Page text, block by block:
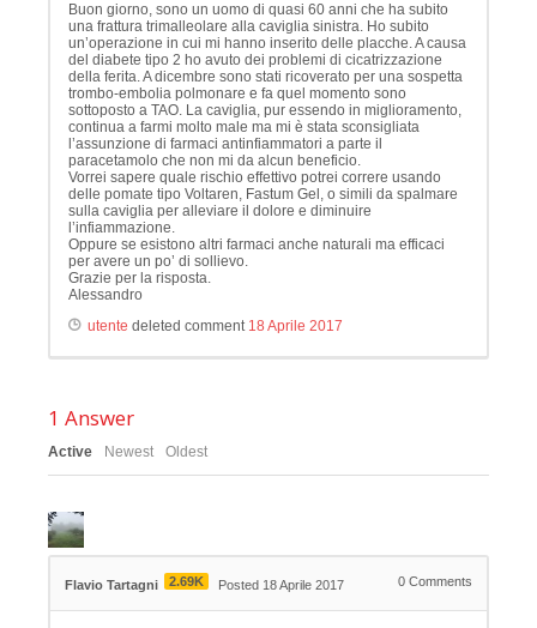
Buon giorno, sono un uomo di quasi 60 anni che ha subito
una frattura trimalleolare alla caviglia sinistra. Ho subito
un’operazione in cui mi hanno inserito delle placche. A causa
del diabete tipo 2 ho avuto dei problemi di cicatrizzazione
della ferita. A dicembre sono stati ricoverato per una sospetta
trombo-embolia polmonare e fa quel momento sono
sottoposto a TAO. La caviglia, pur essendo in miglioramento,
continua a farmi molto male ma mi è stata sconsigliata
l’assunzione di farmaci antinfiammatori a parte il
paracetamolo che non mi da alcun beneficio.
Vorrei sapere quale rischio effettivo potrei correre usando
delle pomate tipo Voltaren, Fastum Gel, o simili da spalmare
sulla caviglia per alleviare il dolore e diminuire
l’infiammazione.
Oppure se esistono altri farmaci anche naturali ma efficaci
per avere un po’ di sollievo.
Grazie per la risposta.
Alessandro
utente deleted comment 18 Aprile 2017
1 Answer
Active Newest Oldest
Flavio Tartagni 2.69K Posted 18 Aprile 2017 0 Comments